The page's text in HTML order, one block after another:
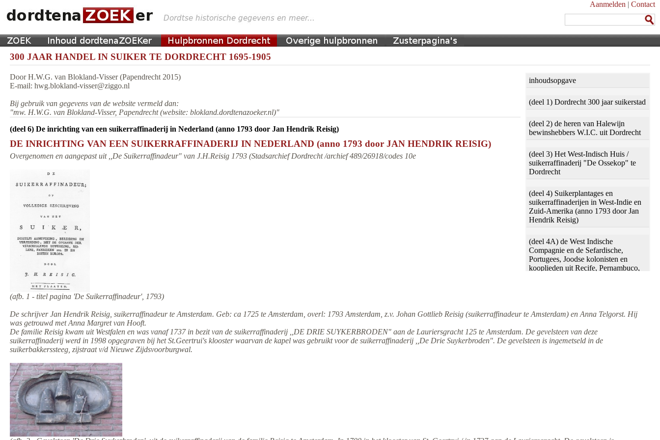
Aanmelden | Contact
300 JAAR HANDEL IN SUIKER TE DORDRECHT 1695-1905
inhoudsopgave
(deel 1) Dordrecht 300 jaar suikerstad
(deel 2) de heren van Halewijn
bewinshebbers W.I.C. uit Dordrecht
(deel 3) Het West-Indisch Huis /
suikerraffinaderij "De Ossekop" te
Dordrecht
(deel 4) Suikerplantages en
suikerraffinaderijen in West-Indie en
Zuid-Amerika (anno 1793 door Jan
Hendrik Reisig)
(deel 4A) de West Indische
Compagnie en de Sefardische,
Portugees, Joodse kolonisten en
kooplieden uit Recife, Pernambuco,
Pernambuco/Nederlands Brazilië,
(deel 4C) "De Braziliaanse
Door H.W.G. van Blokland-Visser (Papendrecht 2015)
E-mail: hwg.blokland-visser@ziggo.nl
Bij gebruik van gegevens van de website vermeld dan:
"mw. H.W.G. van Blokland-Visser, Papendrecht (website: blokland.dordtenazoeker.nl)"
(deel 6) De inrichting van een suikerraffinaderij in Nederland (anno 1793 door Jan Hendrik Reisig)
DE INRICHTING VAN EEN SUIKERRAFFINADERIJ IN NEDERLAND (anno 1793 door JAN HENDRIK REISIG)
Overgenomen en aangepast uit ,,De Suikerraffinadeur" van J.H.Reisig 1793 (Stadsarchief Dordrecht /archief 489/26918/codes 10e
(afb. 1 - titel pagina 'De Suikerraffinadeur', 1793)
De schrijver Jan Hendrik Reisig, suikerraffinadeur te Amsterdam. Geb: ca 1725 te Amsterdam, overl: 1793 Amsterdam, z.v. Johan Gottlieb Reisig (suikerraffinadeur te Amsterdam) en Anna Telgorst. Hij
was getrouwd met Anna Margret van Hooft.
De familie Reisig kwam uit Westfalen en was vanaf 1737 in bezit van de suikerraffinaderij ,,DE DRIE SUYKERBRODEN" aan de Lauriersgracht 125 te Amsterdam. De gevelsteen van deze
suikerraffinaderij werd in 1998 opgegraven bij het St.Geertrui's klooster waarvan de kapel was gebruikt voor de suikerraffinaderij ,,De Drie Suykerbroden". De gevelsteen is ingemetseld in de
suikerbakkerssteeg, zijstraat v/d Nieuwe Zijdsvoorburgwal.